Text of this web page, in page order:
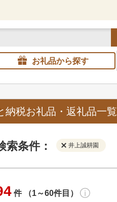
お礼品から探す
納税お礼品・返礼品一覧
索条件： 井上誠耕園
件 （1～60件目）